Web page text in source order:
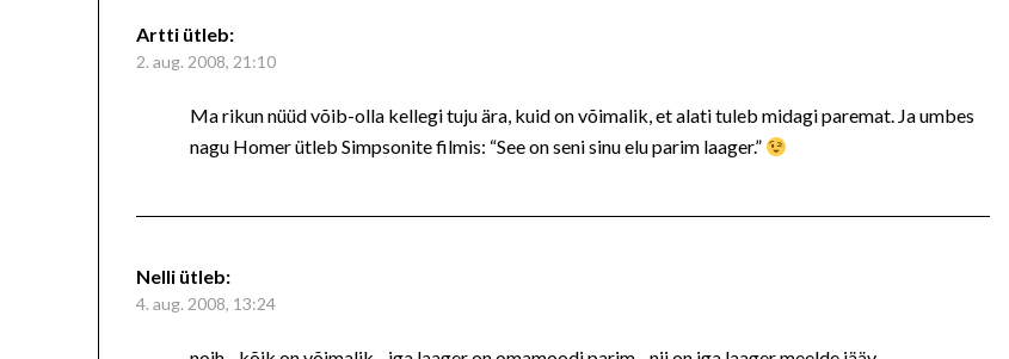
Artti ütleb:
2. aug. 2008, 21:10
Ma rikun nüüd võib-olla kellegi tuju ära, kuid on võimalik, et alati tuleb midagi paremat. Ja umbes
nagu Homer ütleb Simpsonite filmis: “See on seni sinu elu parim laager.”
Nelli ütleb:
4. aug. 2008, 13:24